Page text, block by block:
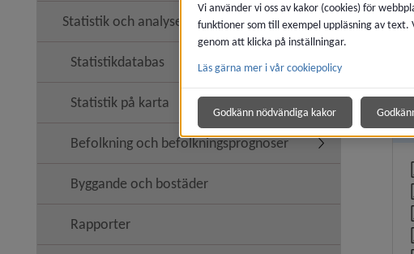
Statistik och analyser Undermeny för
Statistikdatabas
Statistik på karta
Befolkning och befolkningsprognoser Undermeny för
Byggande och bostäder
Rapporter
Vi använder vi oss av kakor (cookies) för
funktioner som till exempel uppläsning av text.
genom att klicka på inställningar.
Läs gärna mer i vår cookiepolicy
Godkänn nödvändiga kakor